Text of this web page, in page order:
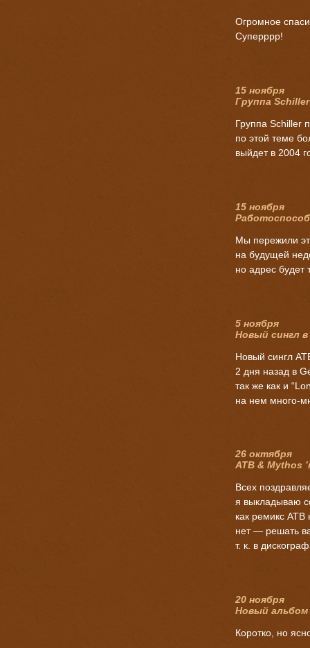
Огромное
Суперррр!
15 ноября
Группа
Группа Schiller
по этой теме
выйдет в 2004
15 ноября
Мы пережили
на будущей
но адрес
5 ноября
Новый сингл
Новый сингл
2 дня назад в
так же как и
на нем много-
26 октября
ATB & Mythos
Всех
я выкладываю
как ремикс
нет — решать
т. к. в
20 ноября
Новый альбом
Коротко, но